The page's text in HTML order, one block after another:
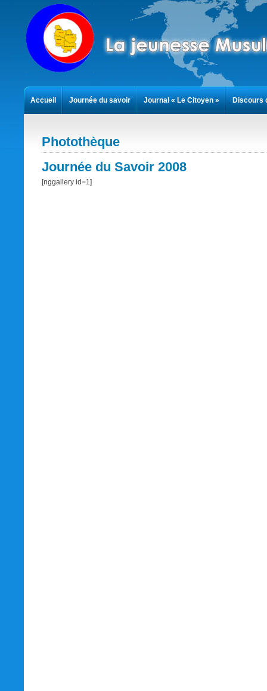
Photothèque
Journée du Savoir 2008
[nggallery id=1]
Accueil Journée du savoir Journal « Le Citoyen » Discours